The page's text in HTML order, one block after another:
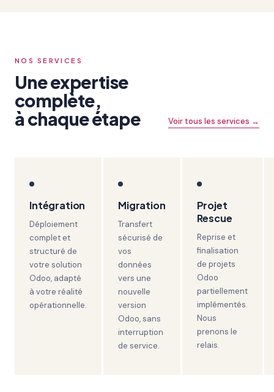
NOS SERVICES
Une expertise
complète,
à chaque étape
Voir tous les services →
Intégration
Déploiement
complet et
structuré de
votre solution
Odoo, adapté
à votre réalité
opérationnelle.
Migration
Transfert
sécurisé de
vos
données
vers une
nouvelle
version
Odoo, sans
interruption
de service.
Projet
Rescue
Reprise et
finalisation
de projets
Odoo
partiellement
implémentés.
Nous
prenons le
relais.